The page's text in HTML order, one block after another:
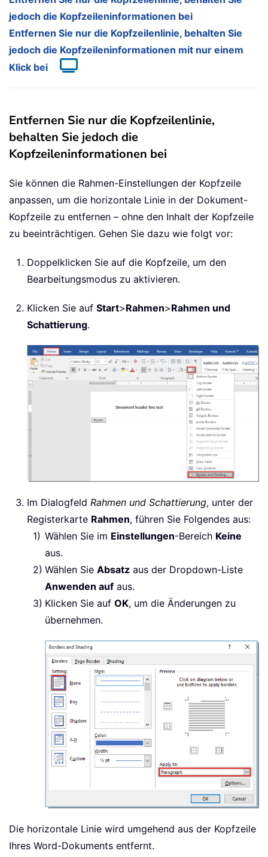
jedoch die Kopfzeileninformationen bei
Entfernen Sie nur die Kopfzeilenlinie, behalten Sie
jedoch die Kopfzeileninformationen mit nur einem
Klick bei
Entfernen Sie nur die Kopfzeilenlinie,
behalten Sie jedoch die
Kopfzeileninformationen bei
Sie können die Rahmen-Einstellungen der Kopfzeile
anpassen, um die horizontale Linie in der Dokument-
Kopfzeile zu entfernen – ohne den Inhalt der Kopfzeile
zu beeinträchtigen. Gehen Sie dazu wie folgt vor:
Doppelklicken Sie auf die Kopfzeile, um den
Bearbeitungsmodus zu aktivieren.
Klicken Sie auf Start>Rahmen>Rahmen und
Schattierung.
Im Dialogfeld Rahmen und Schattierung, unter der
Registerkarte Rahmen, führen Sie Folgendes aus:
Wählen Sie im Einstellungen-Bereich Keine
aus.
Wählen Sie Absatz aus der Dropdown-Liste
Anwenden auf aus.
Klicken Sie auf OK, um die Änderungen zu
übernehmen.
Die horizontale Linie wird umgehend aus der Kopfzeile
Ihres Word-Dokuments entfernt.